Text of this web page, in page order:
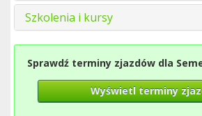
Szkolenia i kursy
Sprawdź terminy zjazdów dla
Wyświetl terminy